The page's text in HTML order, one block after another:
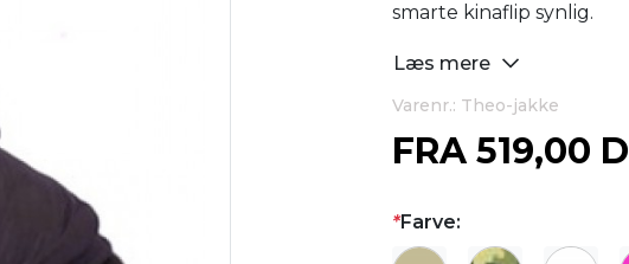
smarte kinaflip synlig.
Læs mere
Varenr.: Theo-jakke
FRA 519,00
*Farve: